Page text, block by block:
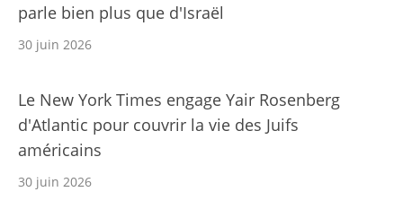
parle bien plus que d'Israël
30 juin 2026
Le New York Times engage Yair Rosenberg
d'Atlantic pour couvrir la vie des Juifs
américains
30 juin 2026